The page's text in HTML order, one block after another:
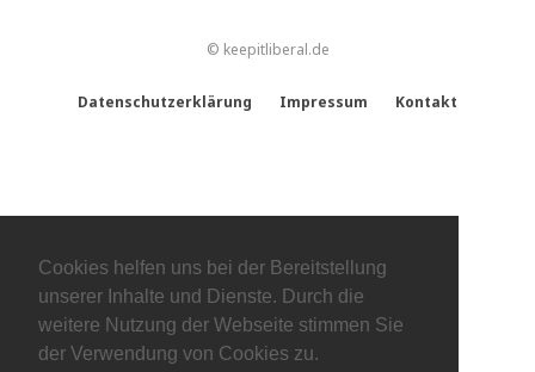
Cookies helfen uns bei der Bereitstellung
unserer Inhalte und Dienste. Durch die
weitere Nutzung der Webseite stimmen Sie
der Verwendung von Cookies zu.
© keepitliberal.de
Datenschutzerklärung Impressum Kontakt